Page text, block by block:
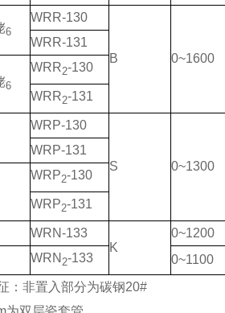
6
WRR-130
B 0~1600
WRR-131
6
WRR2-130
WRR2-131
WRP-130
S 0~1300
WRP-131
WRP2-130
WRP2-131
WRN-133
K
0~1200
WRN 2-133
0~1100
：非置入部分为碳钢20#